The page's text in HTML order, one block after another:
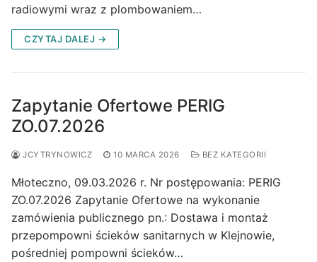
radiowymi wraz z plombowaniem…
CZYTAJ DALEJ →
Zapytanie Ofertowe PERIG
ZO.07.2026
JCYTRYNOWICZ 10 MARCA 2026 BEZ KATEGORII
Młoteczno, 09.03.2026 r. Nr postępowania: PERIG
ZO.07.2026 Zapytanie Ofertowe na wykonanie
zamówienia publicznego pn.: Dostawa i montaż
przepompowni ścieków sanitarnych w Klejnowie,
pośredniej pompowni ścieków…